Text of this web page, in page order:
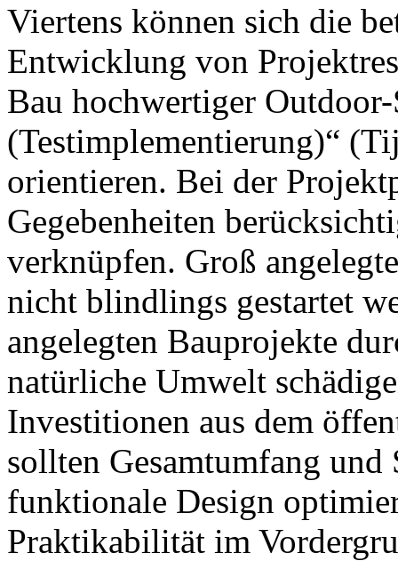
Viertens können sich die
Entwicklung von
Bau hochwertiger
(Testimplementierung)“
orientieren. Bei der
Gegebenheiten
verknüpfen. Groß
nicht blindlings gestartet
angelegten Bauprojekte
natürliche Umwelt
Investitionen aus dem
sollten Gesamtumfang
funktionale Design
Praktikabilität im